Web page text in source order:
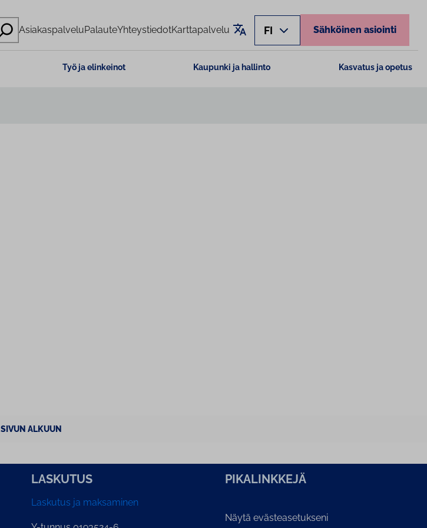
AsiakaspalveluPalauteYhteystiedotKarttapalvelu Käännä sivu
FI Sähköinen asiointi
Työ ja elinkeinot Kaupunki ja hallinto Kasvatus ja opetus
SIVUN ALKUUN
LASKUTUS
Laskutus ja maksaminen
PI­KA­LINK­KE­JÄ
Näytä evästeasetukseni